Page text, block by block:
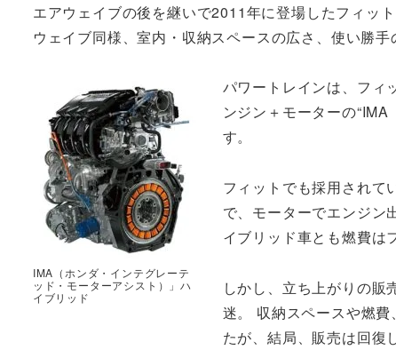
エアウェイブの後を継いで2011年に登場したフィッ
ウェイブ同様、室内・収納スペースの広さ、使い勝
IMA（ホンダ・インテグレーテ
ッド・モーターアシスト）」ハ
イブリッド
パワートレインは、フ
ンジン＋モーターの
す。
フィットでも採用されて
で、モーターでエンジン
イブリッド車とも燃費は
しかし、立ち上がりの販
迷。 収納スペースや燃
たが、結局、販売は回復